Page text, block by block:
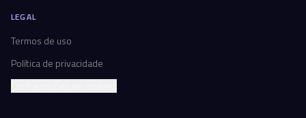
LEGAL
Termos de uso
Política de privacidade